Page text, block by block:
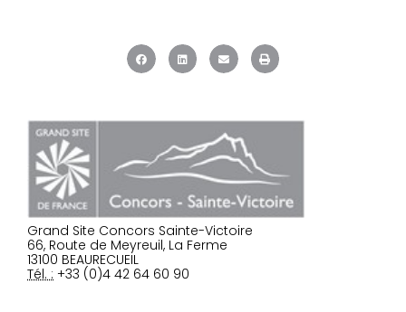
Grand Site Concors Sainte-Victoire
66, Route de Meyreuil, La Ferme
13100 BEAURECUEIL
Tél. : +33 (0)4 42 64 60 90